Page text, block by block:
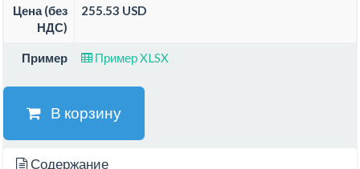
Цена (без
НДС)
255.53 USD
Пример Пример XLSX
В корзину
Содержание